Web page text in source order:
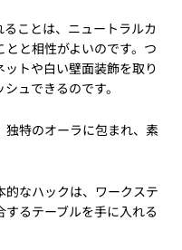
ことは、ニュートラルカ
と相性がよいのです。つ
トや白い壁面装飾を取り
ュできるのです。
特のオーラに包まれ、素
的なハックは、ワークステ
るテーブルを手に入れる